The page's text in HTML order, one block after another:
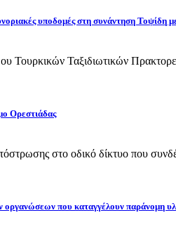
υποδομές στη συνάντηση
Τουρκικών Ταξιδιωτικών
Ορεστιάδας
στο οδικό δίκτυο που
οργανώσεων που καταγγέλουν παράνομη